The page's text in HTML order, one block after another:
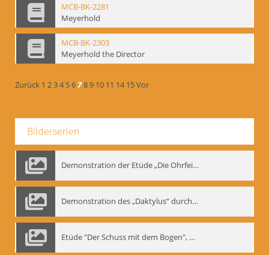
MCB-BK-2281
Meyerhold
MCB-BK-2303
Meyerhold the Director
Zurück 1 234 56789 10 11 14 15Vor
Bilderserien
Demonstration der Etüde „Die Ohrfeige“
Demonstration des „Daktylus“ durch Gennadij Nikolajewitsch Bogdanow, Berlin 1991
Etüde "Der Schuss mit dem Bogen", Gennadij Bogdanow